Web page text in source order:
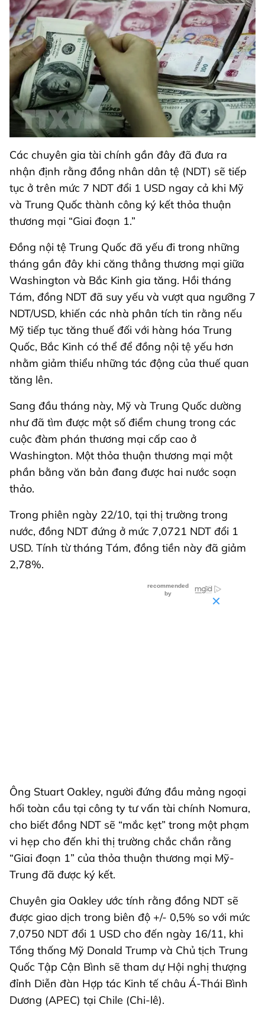
Các chuyên gia tài chính gần đây đã đưa ra
nhận định rằng đồng nhân dân tệ (NDT) sẽ tiếp
tục ở trên mức 7 NDT đổi 1 USD ngay cả khi Mỹ
và Trung Quốc thành công ký kết thỏa thuận
thương mại “Giai đoạn 1.”
Đồng nội tệ Trung Quốc đã yếu đi trong những
tháng gần đây khi căng thẳng thương mại giữa
Washington và Bắc Kinh gia tăng. Hồi tháng
Tám, đồng NDT đã suy yếu và vượt qua ngưỡng 7
NDT/USD, khiến các nhà phân tích tin rằng nếu
Mỹ tiếp tục tăng thuế đối với hàng hóa Trung
Quốc, Bắc Kinh có thể để đồng nội tệ yếu hơn
nhằm giảm thiểu những tác động của thuế quan
tăng lên.
Sang đầu tháng này, Mỹ và Trung Quốc dường
như đã tìm được một số điểm chung trong các
cuộc đàm phán thương mại cấp cao ở
Washington. Một thỏa thuận thương mại một
phần bằng văn bản đang được hai nước soạn
thảo.
Trong phiên ngày 22/10, tại thị trường trong
nước, đồng NDT đứng ở mức 7,0721 NDT đổi 1
USD. Tính từ tháng Tám, đồng tiền này đã giảm
2,78%.
Ông Stuart Oakley, người đứng đầu mảng ngoại
hối toàn cầu tại công ty tư vấn tài chính Nomura,
cho biết đồng NDT sẽ “mắc kẹt” trong một phạm
vi hẹp cho đến khi thị trường chắc chắn rằng
“Giai đoạn 1” của thỏa thuận thương mại Mỹ-
Trung đã được ký kết.
Chuyên gia Oakley ước tính rằng đồng NDT sẽ
được giao dịch trong biên độ +/- 0,5% so với mức
7,0750 NDT đổi 1 USD cho đến ngày 16/11, khi
Tổng thống Mỹ Donald Trump và Chủ tịch Trung
Quốc Tập Cận Bình sẽ tham dự Hội nghị thượng
đỉnh Diễn đàn Hợp tác Kinh tế châu Á-Thái Bình
Dương (APEC) tại Chile (Chi-lê).